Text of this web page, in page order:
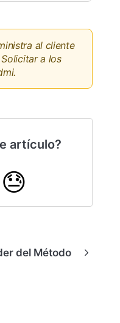
al cliente
a los
artículo?
😓
del Método